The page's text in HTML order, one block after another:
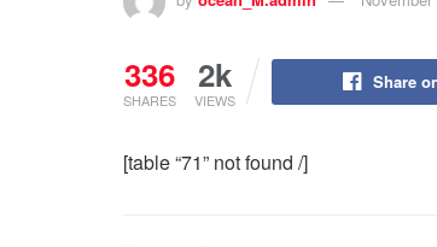
336
SHARES
2k
VIEWS
Share
[table “71” not found /]